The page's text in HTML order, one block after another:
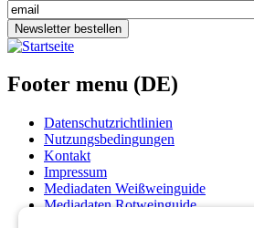
Newsletter bestellen
Footer menu (DE)
Datenschutzrichtlinien
Nutzungsbedingungen
Kontakt
Impressum
Mediadaten Weißweinguide
Mediadaten Rotweinguide